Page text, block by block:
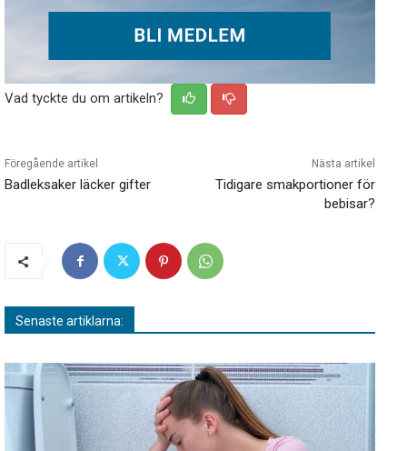
Vad tyckte du om artikeln?
Föregående artikel
Badleksaker läcker gifter
Nästa artikel
Tidigare smakportioner för
bebisar?
Senaste artiklarna: